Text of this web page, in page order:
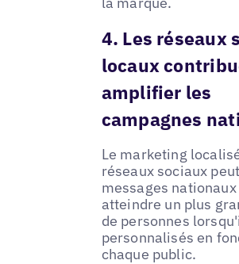
4. Les réseaux
locaux
amplifier les
campagnes
Le marketing
réseaux sociaux
messages nationaux
atteindre un plus
de personnes
personnalisés en
chaque public.